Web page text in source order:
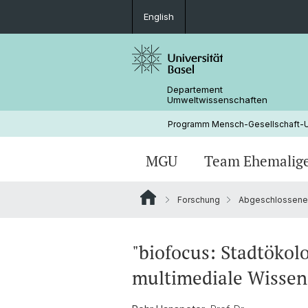
English
Departement
Umweltwissenschaften
Programm Mensch-Gesellschaft-
MGU Team
Endokrin aktive Substanzen
Abgeschlossene Projekte vor
Forschung
"biofocus:
multimediale